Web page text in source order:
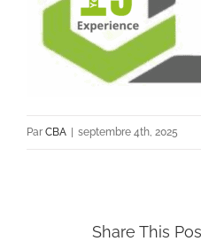
Par CBA | septembre 4th, 2025
Share This